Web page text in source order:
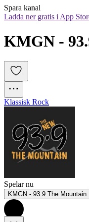
Spara kanal
Ladda ner gratis i App
KMGN -
Klassisk Rock
Spelar nu
KMGN - 93.9 The Mountain